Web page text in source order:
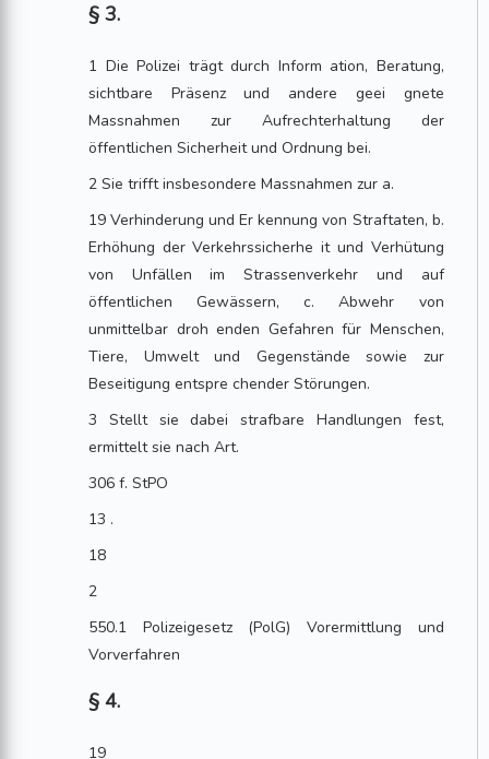
§ 3.
1 Die Polizei trägt durch Inform ation, Beratung,
sichtbare Präsenz und andere geei gnete
Massnahmen zur Aufrechterhaltung der
öffentlichen Sicherheit und Ordnung bei.
2 Sie trifft insbesondere Massnahmen zur a.
19 Verhinderung und Er kennung von Straftaten, b.
Erhöhung der Verkehrssicherhe it und Verhütung
von Unfällen im Strassenverkehr und auf
öffentlichen Gewässern, c. Abwehr von
unmittelbar droh enden Gefahren für Menschen,
Tiere, Umwelt und Gegenstände sowie zur
Beseitigung entspre chender Störungen.
3 Stellt sie dabei strafbare Handlungen fest,
ermittelt sie nach Art.
306 f. StPO
13 .
18
2
550.1 Polizeigesetz (PolG) Vorermittlung und
Vorverfahren
§ 4.
19